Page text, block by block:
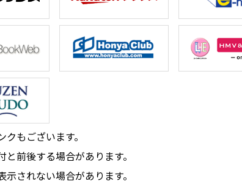
もございます。
前後する場合があります。
されない場合があります。